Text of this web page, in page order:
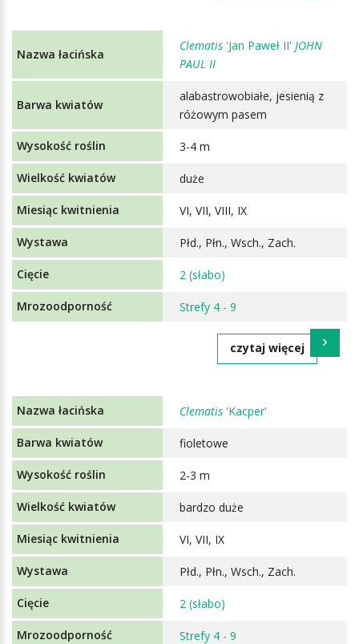
Clematis 'Jan Paweł II' JOHN
PAUL II
alabastrowobiałe, jesienią z
różowym pasem
3-4 m
duże
VI, VII, VIII, IX
Płd., Płn., Wsch., Zach.
2 (słabo)
Strefy 4 - 9
czytaj więcej
Clematis 'Kacper'
fioletowe
2-3 m
bardzo duże
VI, VII, IX
Płd., Płn., Wsch., Zach.
2 (słabo)
Strefy 4 - 9